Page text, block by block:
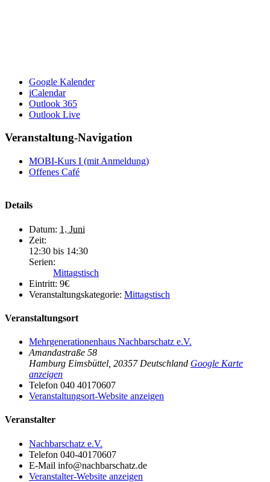
Google Kalender
iCalendar
Outlook 365
Outlook Live
Veranstaltung-Navigation
MOBI-Kurs I (mit Anmeldung)
Offenes Café
Details
Datum: 1. Juni
Zeit:
12:30 bis 14:30
Serien:
Mittagstisch
Eintritt: 9€
Veranstaltungskategorie: Mittagstisch
Veranstaltungsort
Mehrgenerationenhaus Nachbarschatz e.V.
Amandastraße 58
Hamburg Eimsbüttel 20357 Deutschland Google Karte
anzeigen
Telefon 040 40170607
Veranstaltungsort-Website anzeigen
Veranstalter
Nachbarschatz e.V.
Telefon 040-40170607
E-Mail info@nachbarschatz.de
Veranstalter-Website anzeigen